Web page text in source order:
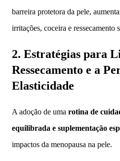
barreira protetora da pele,
irritações, coceira e ressecamento
2. Estratégias para
Ressecamento e a
Elasticidade
A adoção de uma rotina de
equilibrada e suplementação
impactos da menopausa na pele.